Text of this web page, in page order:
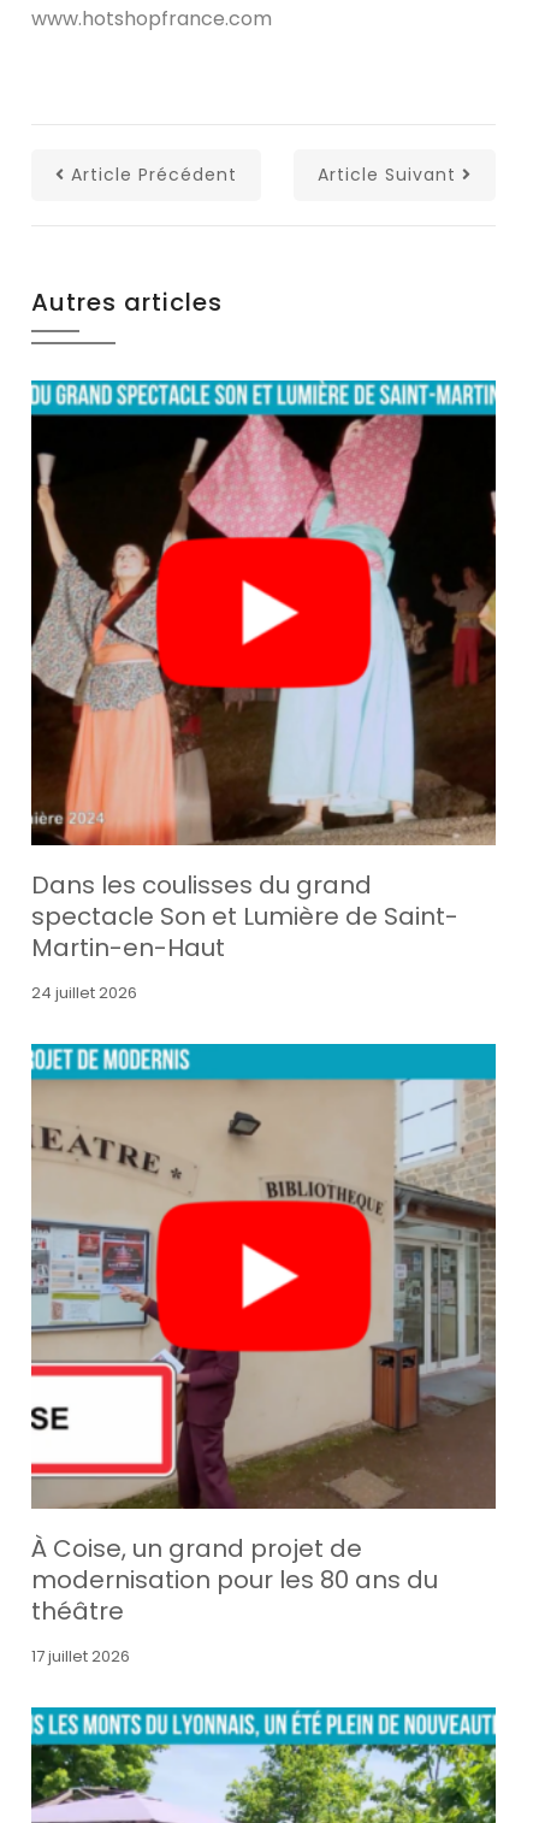
www.hotshopfrance.com
Article Précédent Article Suivant
Autres articles
Dans les coulisses du grand
spectacle Son et Lumière de Saint-
Martin-en-Haut
24 juillet 2026
À Coise, un grand projet de
modernisation pour les 80 ans du
théâtre
17 juillet 2026